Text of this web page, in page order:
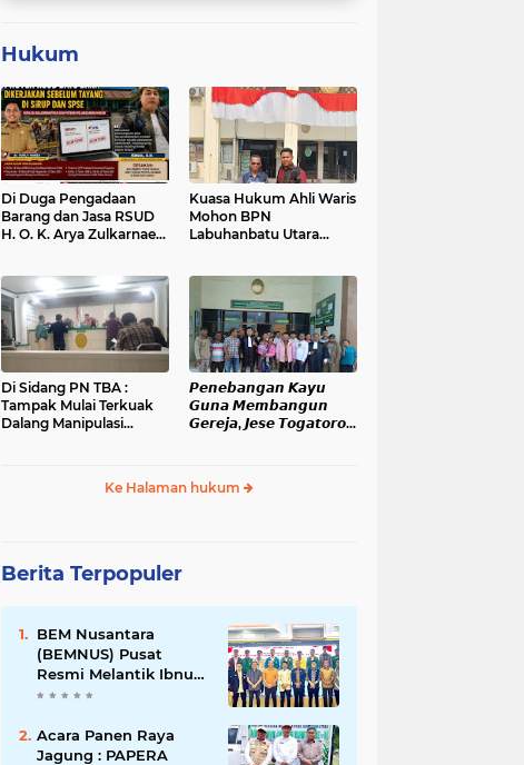
Hukum
Di Duga Pengadaan
Barang dan Jasa RSUD
H. O. K. Arya Zulkarnaen
Dikerjakan: Indikasi
Maladministrasi dan
Potensi Pelanggaran
Hukum
Kuasa Hukum Ahli Waris
Mohon BPN
Labuhanbatu Utara
Objek Sengketa di Aek
Kanopan
Di Sidang PN TBA :
Tampak Mulai Terkuak
Dalang Manipulasi
𝙋𝙚𝙣𝙚𝙗𝙖𝙣𝙜𝙖𝙣 𝙆𝙖𝙮𝙪
𝙂𝙪𝙣𝙖 𝙈𝙚𝙢𝙗𝙖𝙣𝙜𝙪𝙣
𝙂𝙚𝙧𝙚𝙟𝙖, 𝙅𝙚𝙨𝙚 𝙏𝙤𝙜𝙖𝙩𝙤𝙧𝙤𝙥
Ke Halaman hukum
Berita Terpopuler
BEM Nusantara
(BEMNUS) Pusat
Resmi Melantik Ibnu
Al Kautsar Harahap
(Korbid) BEMNUS
Periode 2024/2025
Acara Panen Raya
Jagung : PAPERA